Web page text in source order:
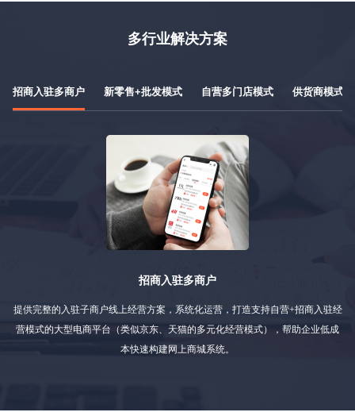
多行业解决方案
招商入驻多商户 新零售+批发模式 自营多门店模式 供货商模式
招商入驻多商户
提供完整的入驻子商户线上经营方案，系统化运营，打造支持自营+招商入驻经
营模式的大型电商平台（类似京东、天猫的多元化经营模式），帮助企业低成
本快速构建网上商城系统。